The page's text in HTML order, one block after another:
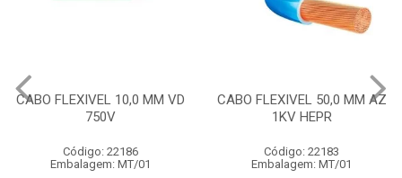
CABO FLEXIVEL 10,0 MM VD
750V
Código: 22186
Embalagem: MT/01
CABO FLEXIVEL 50,0 MM AZ
1KV HEPR
Código: 22183
Embalagem: MT/01